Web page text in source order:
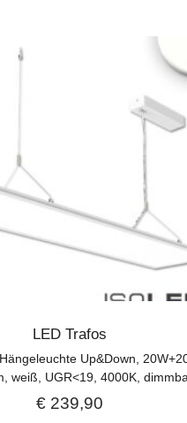
LED Trafos
Up&Down,
weiß, UGR<19, 4000K,
€239,90